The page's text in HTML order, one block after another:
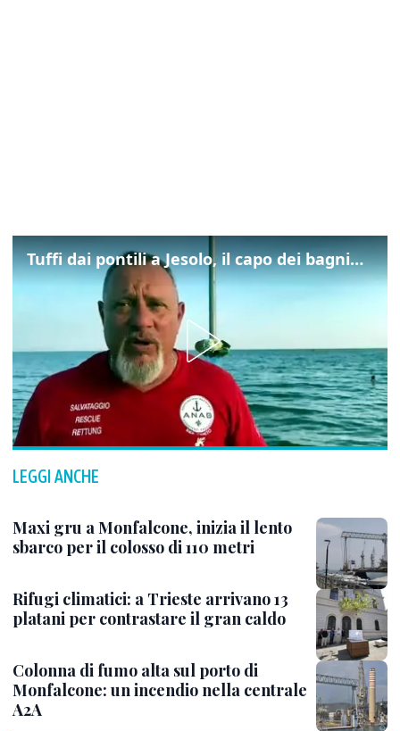
Tuffi dai pontili a Jesolo, il capo dei bagnini: "L'impegno di tutti per evitare altre tragedie"
LEGGI ANCHE
Maxi gru a Monfalcone, inizia il lento
sbarco per il colosso di 110 metri
Rifugi climatici: a Trieste arrivano 13
platani per contrastare il gran caldo
Colonna di fumo alta sul porto di
Monfalcone: un incendio nella centrale
A2A